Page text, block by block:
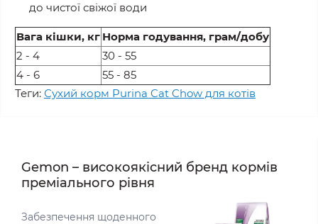
до чистої свіжої води
Вага кішки, кг Норма годування, грам/добу
2 - 4
30 - 55
4 - 6
55 - 85
Теги: Сухий корм Purina Cat Chow для котів
Gemon – високоякісний бренд кормів
преміального рівня
Забезпечення щоденного